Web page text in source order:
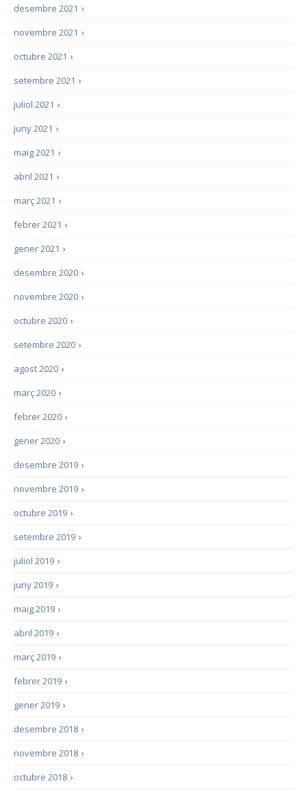
›
desembre 2021
›
novembre 2021
›
octubre 2021
›
setembre 2021
›
juliol 2021
›
juny 2021
›
maig 2021
›
abril 2021
›
març 2021
›
febrer 2021
›
gener 2021
›
desembre 2020
›
novembre 2020
›
octubre 2020
›
setembre 2020
›
agost 2020
›
març 2020
›
febrer 2020
›
gener 2020
›
desembre 2019
›
novembre 2019
›
octubre 2019
›
setembre 2019
›
juliol 2019
›
juny 2019
›
maig 2019
›
abril 2019
›
març 2019
›
febrer 2019
›
gener 2019
›
desembre 2018
›
novembre 2018
›
octubre 2018